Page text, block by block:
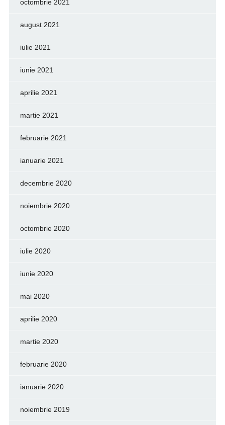
octombrie 2021
august 2021
iulie 2021
iunie 2021
aprilie 2021
martie 2021
februarie 2021
ianuarie 2021
decembrie 2020
noiembrie 2020
octombrie 2020
iulie 2020
iunie 2020
mai 2020
aprilie 2020
martie 2020
februarie 2020
ianuarie 2020
noiembrie 2019